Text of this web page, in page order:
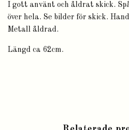
I gott använt och åldrat skick.
över hela. Se bilder för skick.
Metall åldrad.
Längd ca 62cm.